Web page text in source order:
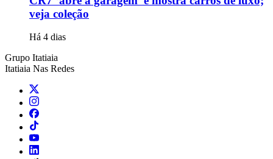
veja coleção
Há 4 dias
Grupo Itatiaia
Itatiaia Nas Redes